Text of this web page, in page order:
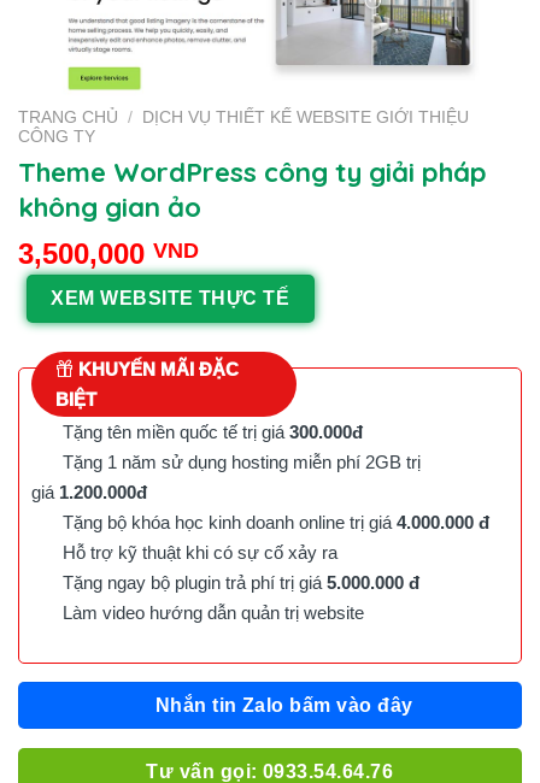
TRANG CHỦ /
DỊCH VỤ THIẾT KẾ WEBSITE GIỚI THIỆU
CÔNG TY
Theme WordPress công ty giải pháp
không gian ảo
3,500,000 VND
XEM WEBSITE THỰC TẾ
KHUYẾN MÃI ĐẶC
BIỆT
Tặng tên miền quốc tế trị giá 300.000đ
Tặng 1 năm sử dụng hosting miễn phí 2GB trị
giá 1.200.000đ
Tặng bộ khóa học kinh doanh online trị giá 4.000.000 đ
Hỗ trợ kỹ thuật khi có sự cố xảy ra
Tặng ngay bộ plugin trả phí trị giá 5.000.000 đ
Làm video hướng dẫn quản trị website
Nhắn tin Zalo bấm vào đây
Tư vấn gọi: 0933.54.64.76